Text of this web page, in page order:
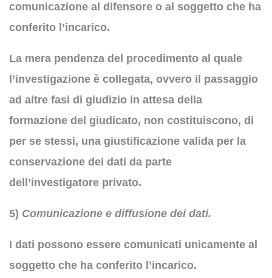
comunicazione al difensore o al soggetto che ha
conferito l’incarico.
La mera pendenza del procedimento al quale
l’investigazione è collegata, ovvero il passaggio
ad altre fasi di giudizio in attesa della
formazione del giudicato, non costituiscono, di
per se stessi, una giustificazione valida per la
conservazione dei dati da parte
dell’investigatore privato.
5) Comunicazione e diffusione dei dati.
I dati possono essere comunicati unicamente al
soggetto che ha conferito l’incarico.